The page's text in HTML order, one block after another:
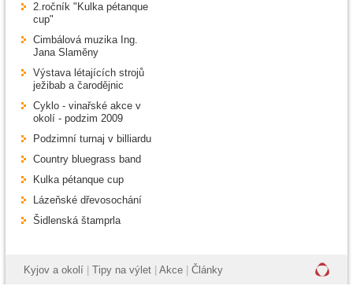
2.ročník "Kulka pétanque
cup"
Cimbálová muzika Ing.
Jana Slaměny
Výstava létajících strojů
ježibab a čarodějnic
Cyklo - vinařské akce v
okolí - podzim 2009
Podzimní turnaj v billiardu
Country bluegrass band
Kulka pétanque cup
Lázeňské dřevosochání
Šidlenská štamprla
Kyjov a okolí | Tipy na výlet | Akce | Články